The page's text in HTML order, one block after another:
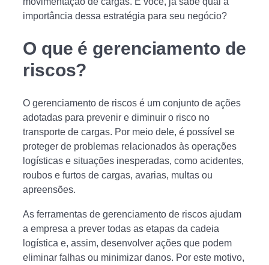
importância dessa estratégia para seu negócio?
O que é gerenciamento de
riscos?
O gerenciamento de riscos é um conjunto de ações
adotadas para prevenir e diminuir o risco no
transporte de cargas. Por meio dele, é possível se
proteger de problemas relacionados às operações
logísticas e situações inesperadas, como acidentes,
roubos e furtos de cargas, avarias, multas ou
apreensões.
As ferramentas de gerenciamento de riscos ajudam
a empresa a prever todas as etapas da cadeia
logística e, assim, desenvolver ações que podem
eliminar falhas ou minimizar danos. Por este motivo,